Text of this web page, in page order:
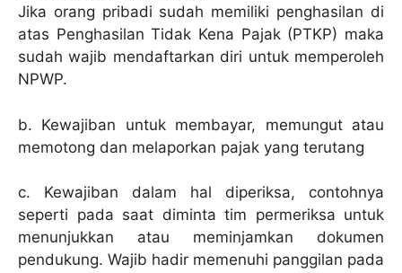
Jika orang pribadi sudah memiliki penghasilan di
atas Penghasilan Tidak Kena Pajak (PTKP) maka
sudah wajib mendaftarkan diri untuk memperoleh
NPWP.
b. Kewajiban untuk membayar, memungut atau
memotong dan melaporkan pajak yang terutang
c. Kewajiban dalam hal diperiksa, contohnya
seperti pada saat diminta tim permeriksa untuk
menunjukkan atau meminjamkan dokumen
pendukung. Wajib hadir memenuhi panggilan pada